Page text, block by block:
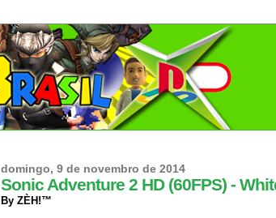
domingo, 9 de novembro de 2014
Sonic Adventure 2 HD (60FPS) -
By ZÈH!™